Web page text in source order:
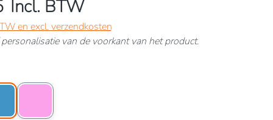
Incl. BTW
en excl. verzendkosten
van de voorkant van het product.
Lichtblauw
Kleuroptie: Roze